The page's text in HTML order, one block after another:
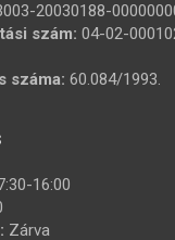
20030188-
szám: 04-02-
száma: 60.084/1993.
16:00
Zárva